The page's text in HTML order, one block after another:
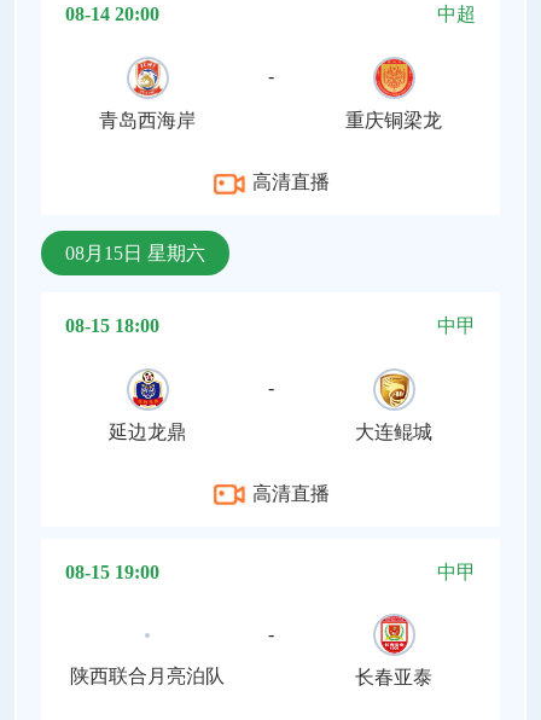
08-14 20:00 中超
青岛西海岸
-
重庆铜梁龙
高清直播
08月15日 星期六
08-15 18:00 中甲
延边龙鼎
-
大连鲲城
高清直播
08-15 19:00 中甲
陕西联合月亮泊队
-
长春亚泰